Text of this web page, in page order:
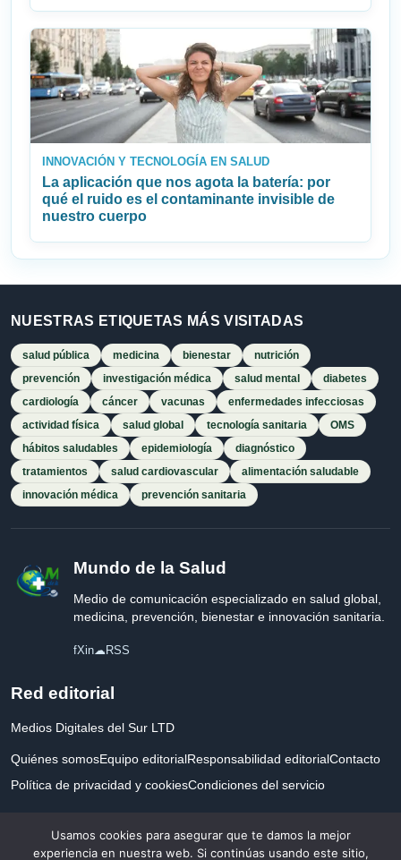
INNOVACIÓN Y TECNOLOGÍA EN SALUD
La aplicación que nos agota la batería: por
qué el ruido es el contaminante invisible de
nuestro cuerpo
NUESTRAS ETIQUETAS MÁS VISITADAS
salud pública medicina bienestar
nutrición
prevención
investigación médica salud mental
diabetes
cardiología
cáncer vacunas
enfermedades infecciosas
actividad física
salud global tecnología sanitaria
OMS
hábitos saludables
epidemiología
diagnóstico
tratamientos
salud cardiovascular
alimentación saludable
innovación médica
prevención sanitaria
Mundo de la Salud
Medio de comunicación especializado en salud global,
medicina, prevención, bienestar e innovación sanitaria.
fXin☁RSS
Red editorial
Medios Digitales del Sur LTD
Quiénes somosEquipo editorialResponsabilidad editorialContacto
Política de privacidad y cookiesCondiciones del servicio
Usamos cookies para asegurar que te damos la mejor
experiencia en nuestra web. Si continúas usando este sitio,